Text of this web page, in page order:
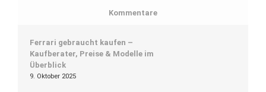
Kommentare
Ferrari gebraucht kaufen –
Kaufberater, Preise & Modelle im
Überblick
9. Oktober 2025